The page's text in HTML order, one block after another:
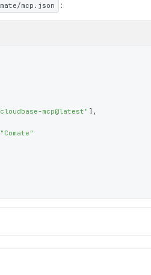
mcp.json :
mcp@latest" ] ,
"Comate"